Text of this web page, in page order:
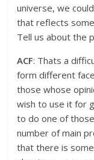
universe, we
that reflects
Tell us about the
ACF: Thats a
form different
those whose
wish to use it for
to do one of
number of main
that there is